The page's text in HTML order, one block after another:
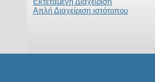
Απλή Διαχείριση ιστότοπου